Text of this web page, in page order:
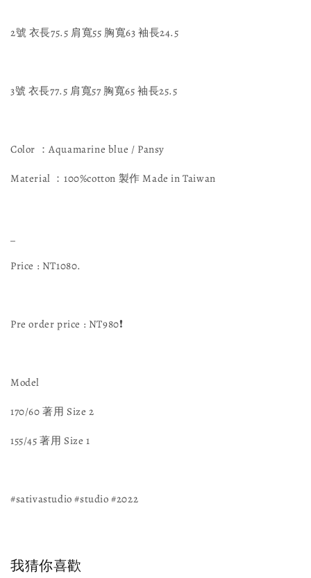
2號 衣長75.5 肩寬55 胸寬63 袖長24.5
3號 衣長77.5 肩寬57 胸寬65 袖長25.5
Color ：Aquamarine blue / Pansy
Material ：100%cotton 製作 Made in Taiwan
Price : NT1080.
Pre order price : NT980❗️
Model
170/60 著用 Size 2
155/45 著用 Size 1
#sativastudio #studio #2022
我猜你喜歡